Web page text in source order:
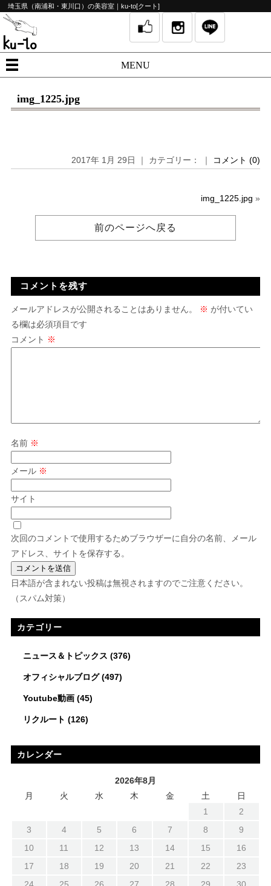
埼玉県（南浦和・東川口）の美容室｜ku-to[クート]
MENU
img_1225.jpg
2017年 1月 29日 ｜ カテゴリー： ｜ コメント (0)
img_1225.jpg »
前のページへ戻る
コメントを残す
メールアドレスが公開されることはありません。 ※ が付いてい
る欄は必須項目です
コメント ※
名前 ※
メール ※
サイト
次回のコメントで使用するためブラウザーに自分の名前、メール
アドレス、サイトを保存する。
日本語が含まれない投稿は無視されますのでご注意ください。
（スパム対策）
カテゴリー
ニュース＆トピックス (376)
オフィシャルブログ(497)
Youtube動画(45)
リクルート (126)
カレンダー
2026年8月
月
火 水 木 金 土
日
1
2
3
4 5 6 7 8
9
10
11 12 13 14 15
16
17
18 19 20 21 22
23
24
25 26 27 28 29
30